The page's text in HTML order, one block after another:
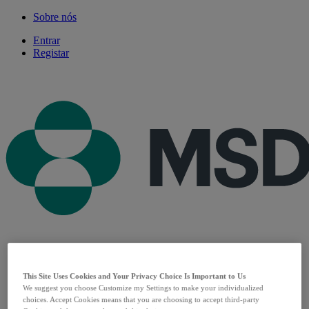
Sobre nós
Entrar
Registar
Produtos
Patologias
Especialidades
This Site Uses Cookies and Your Privacy Choice Is Important to Us
We suggest you choose Customize my Settings to make your individualized
choices. Accept Cookies means that you are choosing to accept third-party